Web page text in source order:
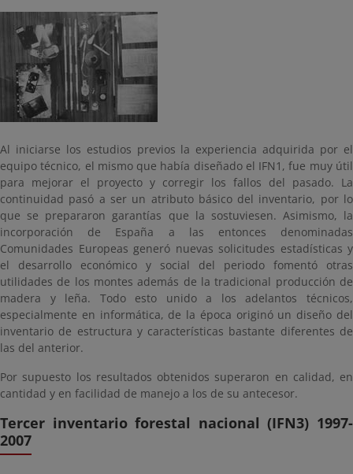
Al iniciarse los estudios previos la experiencia adquirida por el
equipo técnico, el mismo que había diseñado el IFN1, fue muy útil
para mejorar el proyecto y corregir los fallos del pasado. La
continuidad pasó a ser un atributo básico del inventario, por lo
que se prepararon garantías que la sostuviesen. Asimismo, la
incorporación de España a las entonces denominadas
Comunidades Europeas generó nuevas solicitudes estadísticas y
el desarrollo económico y social del periodo fomentó otras
utilidades de los montes además de la tradicional producción de
madera y leña. Todo esto unido a los adelantos técnicos,
especialmente en informática, de la época originó un diseño del
inventario de estructura y características bastante diferentes de
las del anterior.
Por supuesto los resultados obtenidos superaron en calidad, en
cantidad y en facilidad de manejo a los de su antecesor.
Tercer inventario forestal nacional (IFN3) 1997-
2007